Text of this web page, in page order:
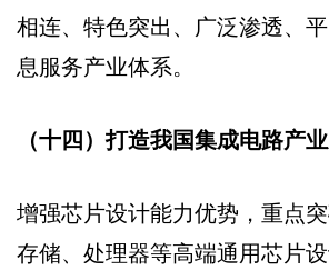
相连、特色突出、广泛渗透、
息服务产业体系。
（十四）打造我国集成电路产业
增强芯片设计能力优势，重点突
存储、处理器等高端通用芯片